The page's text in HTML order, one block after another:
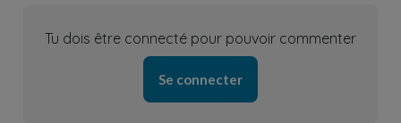
Tu dois être connecté pour pouvoir commenter
Se connecter